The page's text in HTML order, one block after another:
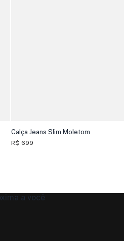
Calça Jeans Slim Moletom
R$ 699